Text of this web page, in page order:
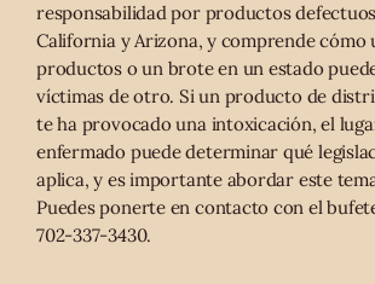
responsabilidad por productos
California y Arizona, y comprende cómo
productos o un brote en un estado
víctimas de otro. Si un producto de
te ha provocado una intoxicación, el
enfermado puede determinar qué
aplica, y es importante abordar este
Puedes ponerte en contacto con el
702-337-3430.